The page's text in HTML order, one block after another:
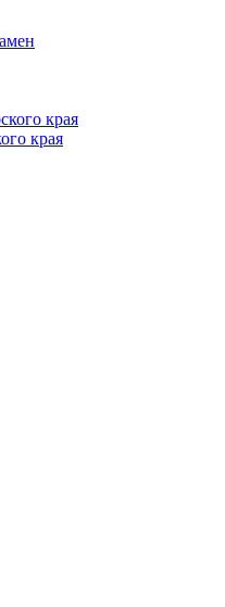
края
края